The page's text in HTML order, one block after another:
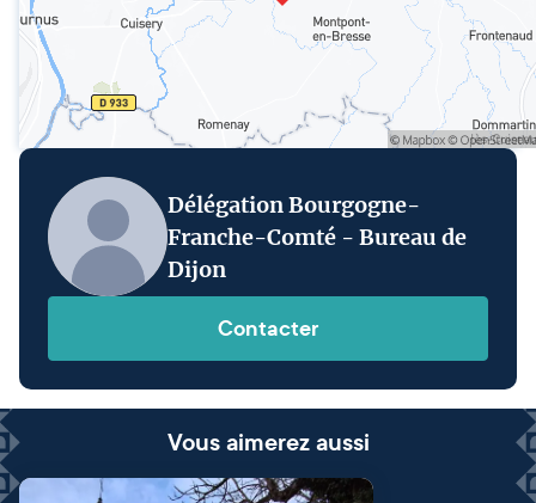
Délégation Bourgogne-
Franche-Comté - Bureau de
Dijon
Contacter
Vous aimerez aussi